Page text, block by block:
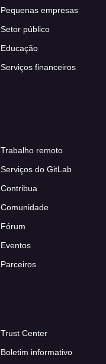
Pequenas empresas
Setor público
Educação
Serviços financeiros
Trabalho remoto
Serviços do GitLab
Contribua
Comunidade
Fórum
Eventos
Parceiros
Trust Center
Boletim informativo